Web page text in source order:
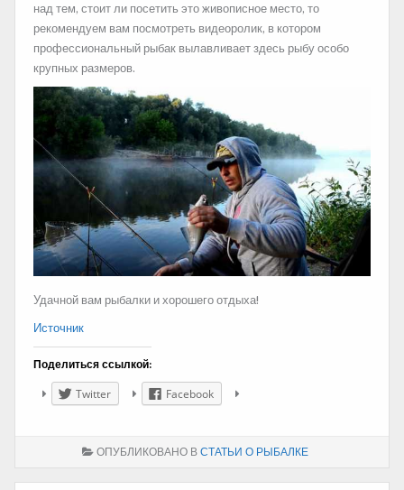
над тем, стоит ли посетить это живописное место, то
рекомендуем вам посмотреть видеоролик, в котором
профессиональный рыбак вылавливает здесь рыбу особо
крупных размеров.
Удачной вам рыбалки и хорошего отдыха!
Источник
Поделиться ссылкой:
Twitter Facebook
ОПУБЛИКОВАНО В СТАТЬИ О РЫБАЛКЕ